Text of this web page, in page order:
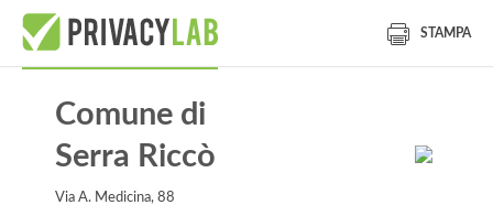
STAMPA
Comune di
Serra Riccò
Via A. Medicina, 88